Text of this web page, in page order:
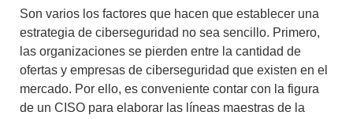
Son varios los factores que hacen que establecer una
estrategia de ciberseguridad no sea sencillo. Primero,
las organizaciones se pierden entre la cantidad de
ofertas y empresas de ciberseguridad que existen en el
mercado. Por ello, es conveniente contar con la figura
de un CISO para elaborar las líneas maestras de la